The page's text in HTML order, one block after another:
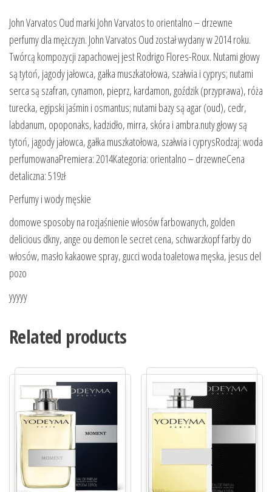
John Varvatos Oud marki John Varvatos to orientalno – drzewne
perfumy dla mężczyzn. John Varvatos Oud został wydany w 2014 roku.
Twórcą kompozycji zapachowej jest Rodrigo Flores-Roux. Nutami głowy
są tytoń, jagody jałowca, gałka muszkatołowa, szałwia i cyprys; nutami
serca są szafran, cynamon, pieprz, kardamon, goździk (przyprawa), róża
turecka, egipski jaśmin i osmantus; nutami bazy są agar (oud), cedr,
labdanum, opoponaks, kadzidło, mirra, skóra i ambra.nuty głowy są
tytoń, jagody jałowca, gałka muszkatołowa, szałwia i cyprysRodzaj: woda
perfumowanaPremiera: 2014Kategoria: orientalno – drzewneCena
detaliczna: 519zł
Perfumy i wody męskie
domowe sposoby na rozjaśnienie włosów farbowanych, golden
delicious dkny, ange ou demon le secret cena, schwarzkopf farby do
włosów, masło kakaowe spray, gucci woda toaletowa męska, jesus del
pozo
yyyyy
Related products